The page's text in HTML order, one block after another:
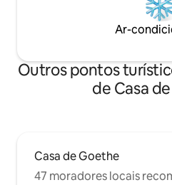
Ar-
Outros pontos
de Casa
Casa de Goethe
47 moradores locais